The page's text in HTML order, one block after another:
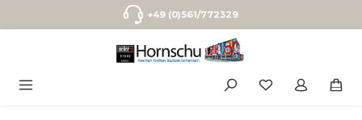
Zum Hauptinhalt springen+49 (0)561/772329